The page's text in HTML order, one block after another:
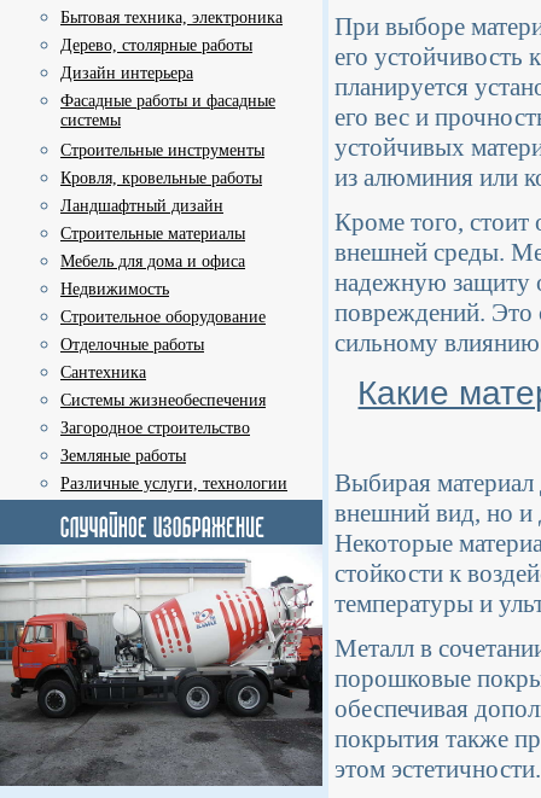
Бытовая техника, электроника
Дерево, столярные работы
Дизайн интерьера
Фасадные работы и фасадные
системы
Строительные инструменты
Кровля, кровельные работы
Ландшафтный дизайн
Строительные материалы
Мебель для дома и офиса
Недвижимость
Строительное оборудование
Отделочные работы
Сантехника
Системы жизнеобеспечения
Загородное строительство
Земляные работы
Различные услуги, технологии
При выборе
его устойчивость
планируется
его вес и
устойчивых
из алюминия или
Кроме того, стоит
внешней среды.
надежную защиту
повреждений. Это
сильному
Какие
Выбирая материал
внешний вид, но и
Некоторые
стойкости к
температуры и
Металл в
порошковые
обеспечивая
покрытия также
этом эстетичности.